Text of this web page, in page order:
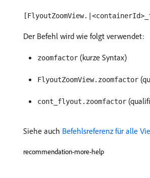
Der Befehl wird wie folgt verwendet:
zoomfactor (kurze Syntax)
FlyoutZoomView.zoomfactor
cont_flyout.zoomfactor
Siehe auch Befehlsreferenz für alle
recommendation-more-help